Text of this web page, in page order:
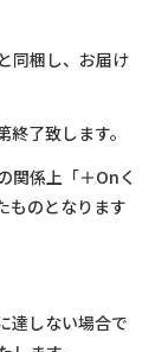
同梱し、お届け
了致します。
関係上「＋Onく
ものとなります
達しない場合で